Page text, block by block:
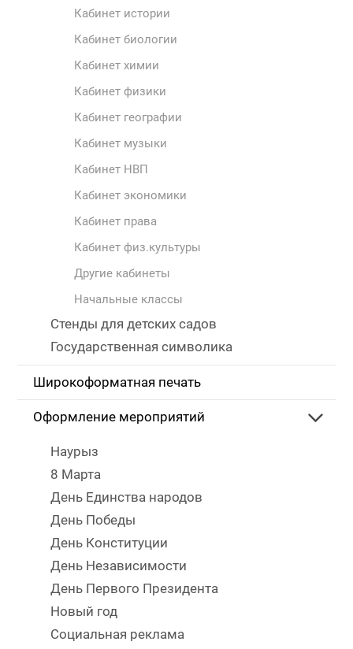
Кабинет истории
Кабинет биологии
Кабинет химии
Кабинет физики
Кабинет географии
Кабинет музыки
Кабинет НВП
Кабинет экономики
Кабинет права
Кабинет физ.культуры
Другие кабинеты
Начальные классы
Стенды для детских садов
Государственная символика
Широкоформатная печать
Оформление мероприятий
Наурыз
8 Марта
День Единства народов
День Победы
День Конституции
День Независимости
День Первого Президента
Новый год
Социальная реклама